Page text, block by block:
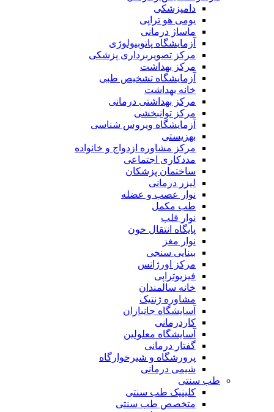
دامپزشکی
یومی هو تراپی
ماساژ درمانی
آزمایشگاه پاتوبیولوژی
مرکز تصویربرداری پزشکی
مرکز بهداشت
آزمایشگاه تشخیص طبی
خانه بهداشت
مرکز بهداشتی درمانی
مرکز توانبخشی
آزمایشگاه ویروس شناسی
بهزیستی
مرکز مشاوره ازدواج و خانواده
مددکاری اجتماعی
ساختمان پزشکان
لیزر درمانی
نوار عصب و عضله
طب مکمل
نوار قلب
پایگاه انتقال خون
نوار مغز
بینایی سنجی
مرکز اورژانس
فیزیوتراپی
خانه سالمندان
مشاوره ژنتیک
آسایشگاه جانبازان
کاردرمانی
آسایشگاه معلولین
گفتار درمانی
پرورشگاه و شیرخوارگاه
شیمی درمانی
طب سنتی
کلینیک طب سنتی
متخصص طب سنتی